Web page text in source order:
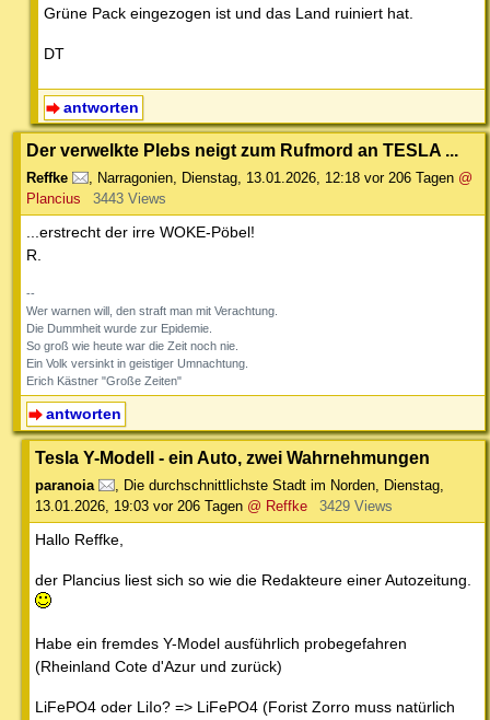
Grüne Pack eingezogen ist und das Land ruiniert hat.
DT
antworten
Der verwelkte Plebs neigt zum Rufmord an TESLA ...
Reffke , Narragonien, Dienstag, 13.01.2026, 12:18 vor 206 Tagen @
Plancius
3443 Views
...erstrecht der irre WOKE-Pöbel!
R.
--
Wer warnen will, den straft man mit Verachtung.
Die Dummheit wurde zur Epidemie.
So groß wie heute war die Zeit noch nie.
Ein Volk versinkt in geistiger Umnachtung.
Erich Kästner "Große Zeiten"
antworten
Tesla Y-Modell - ein Auto, zwei Wahrnehmungen
paranoia , Die durchschnittlichste Stadt im Norden, Dienstag,
13.01.2026, 19:03 vor 206 Tagen @ Reffke 3429 Views
Hallo Reffke,
der Plancius liest sich so wie die Redakteure einer Autozeitung.
Habe ein fremdes Y-Model ausführlich probegefahren
(Rheinland Cote d'Azur und zurück)
LiFePO4 oder LiIo? => LiFePO4 (Forist Zorro muss natürlich